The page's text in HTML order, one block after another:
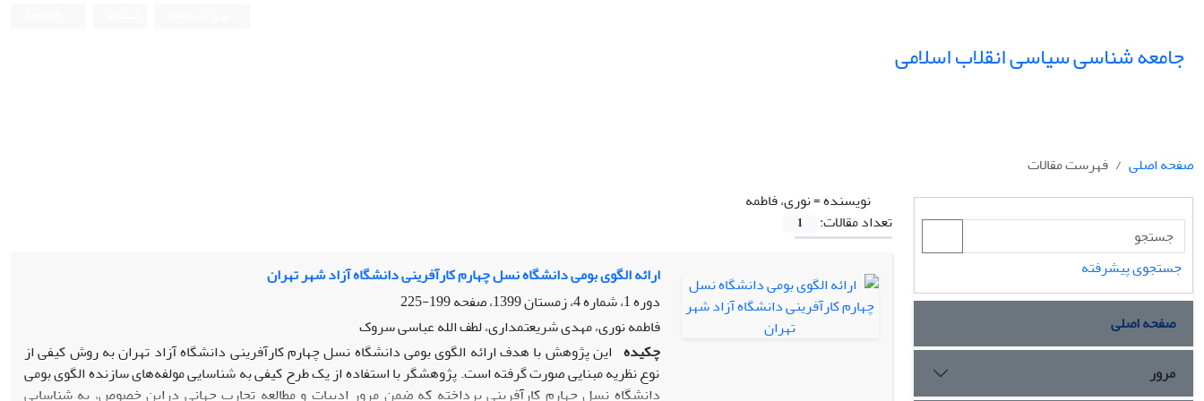
جامعه شناسی سیاسی انقلاب اسلامی
صفحه اصلی
فهرست مقالات
نویسنده =نوری، فاطمه
تعداد مقالات:
1
ارائه الگوی بومی دانشگاه نسل چهارم کارآفرینی دانشگاه آزاد شهر تهران
دوره 1، شماره 4، زمستان 1399، صفحه
199-225
فاطمه نوری، مهدی شریعتمداری، لطف الله عباسی سروک
چکیده این پژوهش با هدف ارائه الگوی بومی دانشگاه نسل چهارم کارآفرینی دانشگاه آزاد تهران به روش کیفی از
نوع نظریه مبنایی صورت گرفته است. پژوهشگر با استفاده از یک طرح کیفی به شناسایی مولفه‌های سازنده الگوی بومی
دانشگاه نسل چهارم کارآفرینی پرداخته که ضمن مرور ادبیات و مطالعه تجارب جهانی دراین خصوص، به شناسایی
جستجوی پیشرفته
صفحه اصلی
مرور